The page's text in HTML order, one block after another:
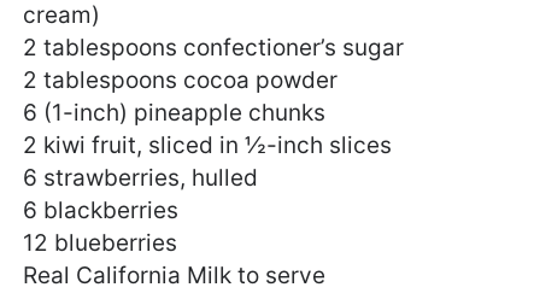
cream)
2 tablespoons confectioner’s sugar
2 tablespoons cocoa powder
6 (1-inch) pineapple chunks
2 kiwi fruit, sliced in ½-inch slices
6 strawberries, hulled
6 blackberries
12 blueberries
Real California Milk to serve